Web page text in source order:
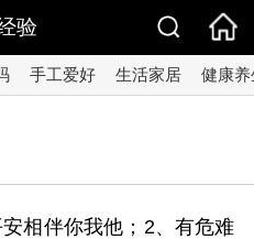
验
手工爱好 生活家居 健康养
相伴你我他；2、有危难